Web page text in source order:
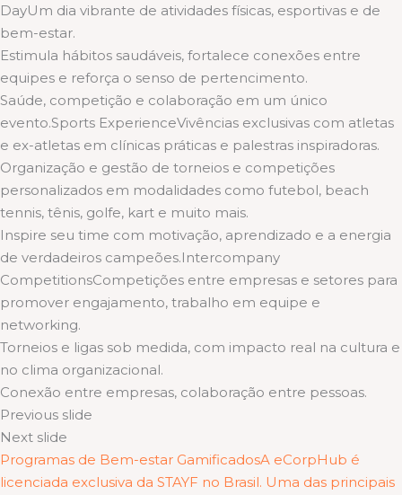
DayUm dia vibrante de atividades físicas, esportivas e de
bem-estar.
Estimula hábitos saudáveis, fortalece conexões entre
equipes e reforça o senso de pertencimento.
Saúde, competição e colaboração em um único
evento.Sports ExperienceVivências exclusivas com atletas
e ex-atletas em clínicas práticas e palestras inspiradoras.
Organização e gestão de torneios e competições
personalizados em modalidades como futebol, beach
tennis, tênis, golfe, kart e muito mais.
Inspire seu time com motivação, aprendizado e a energia
de verdadeiros campeões.Intercompany
CompetitionsCompetições entre empresas e setores para
promover engajamento, trabalho em equipe e
networking.
Torneios e ligas sob medida, com impacto real na cultura e
no clima organizacional.
Conexão entre empresas, colaboração entre pessoas.
Previous slide
Next slide
Programas de Bem-estar GamificadosA eCorpHub é
licenciada exclusiva da STAYF no Brasil. Uma das principais